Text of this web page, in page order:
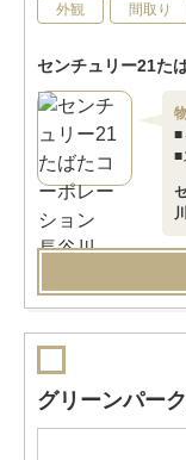
外観 間取り
センチュリー21た
■
■
グリーンパー